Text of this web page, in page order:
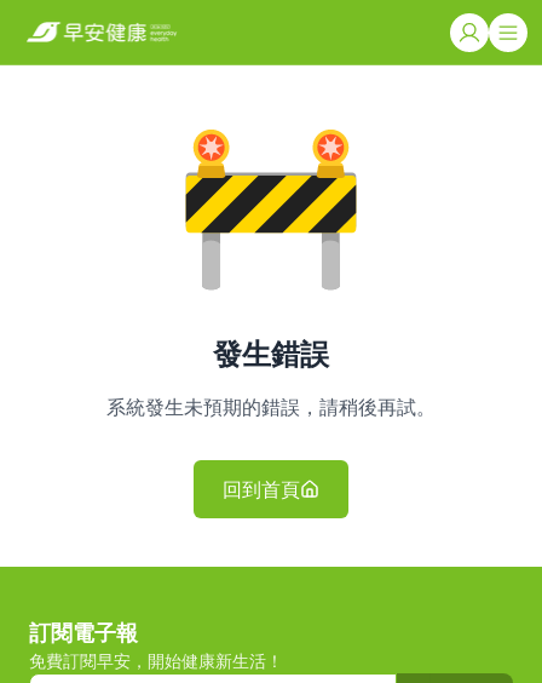
發生錯誤
系統發生未預期的錯誤，請稍後再試。
回到首頁
訂閱電子報
免費訂閱早安，開始健康新生活！